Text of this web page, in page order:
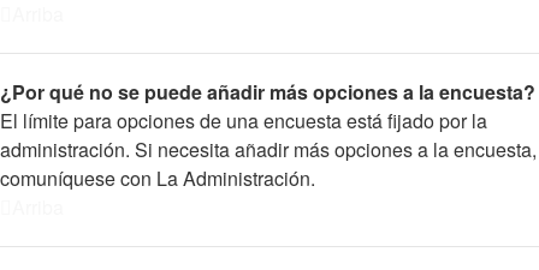
¿Por qué no se puede añadir más opciones a la encuesta?
El límite para opciones de una encuesta está fijado por la
administración. Si necesita añadir más opciones a la encuesta,
comuníquese con La Administración.